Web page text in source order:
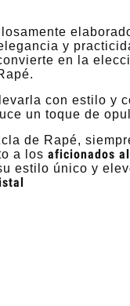
y
en la
con estilo y
un toque de
de Rapé,
a los aficionados
estilo único y